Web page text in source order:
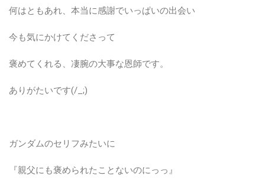
何はともあれ、本当に感謝でいっぱいの出会い
今も気にかけてくださって
褒めてくれる、凄腕の大事な恩師です。
ありがたいです(/_;)
ガンダムのセリフみたいに
『親父にも褒められたことないのにっっ』